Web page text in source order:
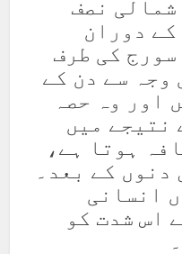
شمالی نصف
دوران
کی طرف
وجہ سے دن کے
اور وہ حصہ
نتیجے میں
ہوتا ہے،
دنوں کے بعد۔
انسانی
اس شدت کو